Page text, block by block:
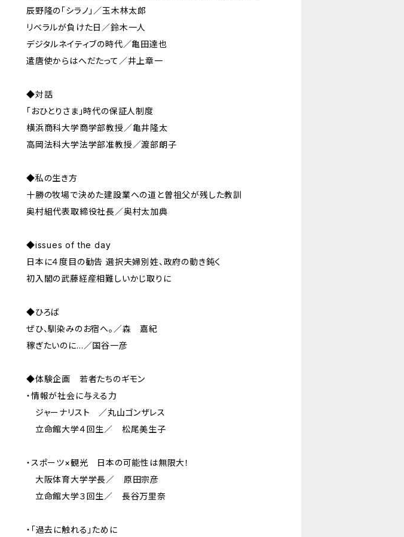
辰野隆の「シラノ」／玉木林太郎
リベラルが負けた日／鈴木一人
デジタルネイティブの時代／亀田達也
遣唐使からはへだたって／井上章一
◆対話
「おひとりさま」時代の保証人制度
横浜商科大学商学部教授／亀井隆太
高岡法科大学法学部准教授／渡部朗子
◆私の生き方
十勝の牧場で決めた建設業への道と曽祖父が残した教訓
奥村組代表取締役社長／奥村太加典
◆issues of the day
日本に４度目の勧告 選択夫婦別姓、政府の動き鈍く
初入閣の武藤経産相難しいかじ取りに
◆ひろば
ぜひ、馴染みのお宿へ。／森 嘉紀
稼ぎたいのに…／国谷一彦
◆体験企画 若者たちのギモン
・情報が社会に与える力
ジャーナリスト ／丸山ゴンザレス
立命館大学４回生／ 松尾美生子
・スポーツ×観光 日本の可能性は無限大！
大阪体育大学学長／ 原田宗彦
立命館大学３回生／ 長谷万里奈
・「過去に触れる」ために